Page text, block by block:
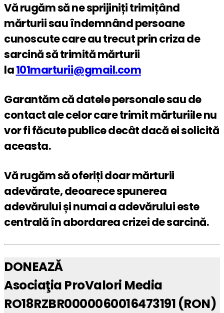
Vă rugăm să ne sprijiniți trimițând
mărturii sau îndemnând persoane
cunoscute care au trecut prin criza de
sarcină să trimită mărturii
la101marturii@gmail.com
Garantăm că datele personale sau de
contact ale celor care trimit mărturiile nu
vor fi făcute publice decât dacă ei solicită
aceasta.
Vă rugăm să oferiți doar mărturii
adevărate, deoarece spunerea
adevărului și numai a adevărului este
centrală în abordarea crizei de sarcină.
DONEAZĂ
Asociaţia ProValori Media
RO18RZBR0000060016473191 (RON)